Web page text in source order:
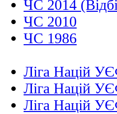
ЧС 2014
ЧС 2010
ЧС 1986
Ліга Націй
Ліга Націй
Ліга Націй